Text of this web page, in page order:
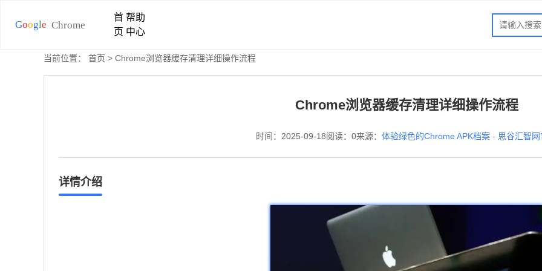
首
页
帮助
中心
当前位置： 首页 > Chrome浏览器缓存清理详细操作流程
Chrome浏览器缓存清理详细操作流程
时间：2025-09-18阅读：0来源： 体验绿色的Chrome APK档案 - 思谷汇智网
详情介绍